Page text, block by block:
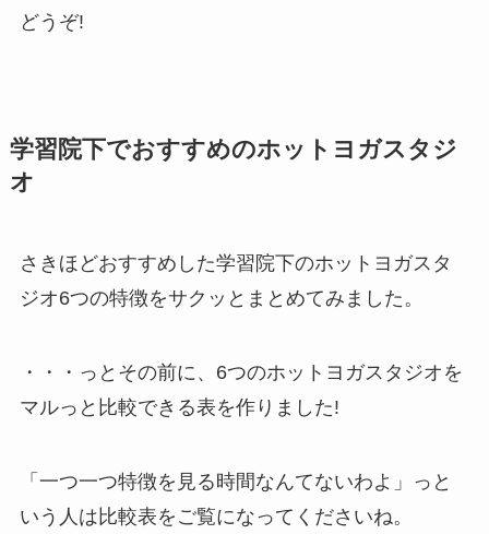
どうぞ!
学習院下でおすすめのホットヨガスタジ
オ
さきほどおすすめした学習院下のホットヨガスタ
ジオ6つの特徴をサクッとまとめてみました。
・・・っとその前に、6つのホットヨガスタジオを
マルっと比較できる表を作りました!
「一つ一つ特徴を見る時間なんてないわよ」っと
いう人は比較表をご覧になってくださいね。